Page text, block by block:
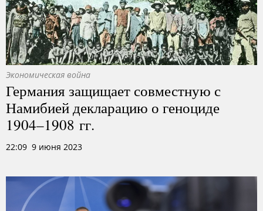
Экономическая война
Германия защищает совместную с
Намибией декларацию о геноциде
1904–1908 гг.
22:09 9 июня 2023